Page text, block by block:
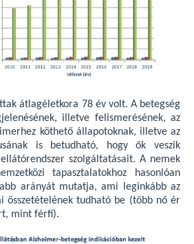
átlagéletkora 78 év volt. A betegség
illetve felismerésének, az
köthető állapotoknak, illetve az
is betudható, hogy ők veszik
szolgáltatásait. A nemek
tapasztalatokhoz hasonlóan
arányát mutatja, ami leginkább az
összetételének tudható be (több nő ér
mint férfi).